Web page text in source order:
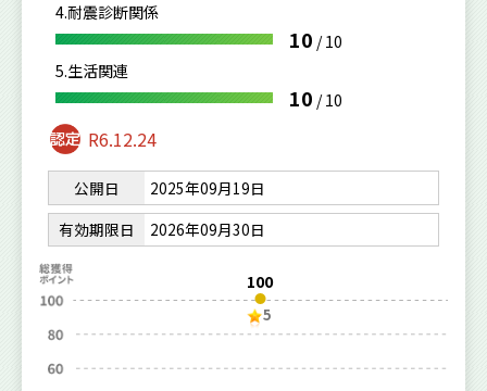
4.耐震診断関係
10 /10
5.生活関連
10 /10
R6.12.24
公開日
2025年09月19日
有効期限日
2026年09月30日
100
5